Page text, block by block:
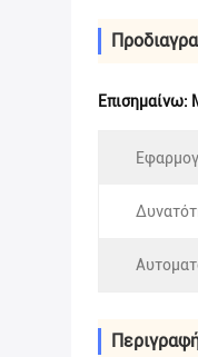
Επισημαίνω: